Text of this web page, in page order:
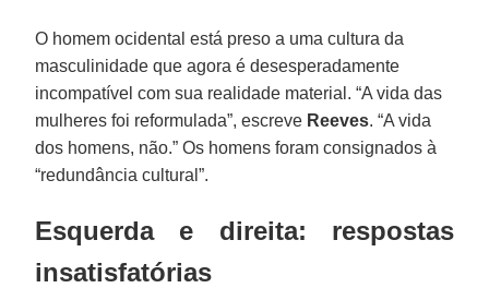
O homem ocidental está preso a uma cultura da
masculinidade que agora é desesperadamente
incompatível com sua realidade material. “A vida das
mulheres foi reformulada”, escreve Reeves. “A vida
dos homens, não.” Os homens foram consignados à
“redundância cultural”.
Esquerda e direita: respostas
insatisfatórias